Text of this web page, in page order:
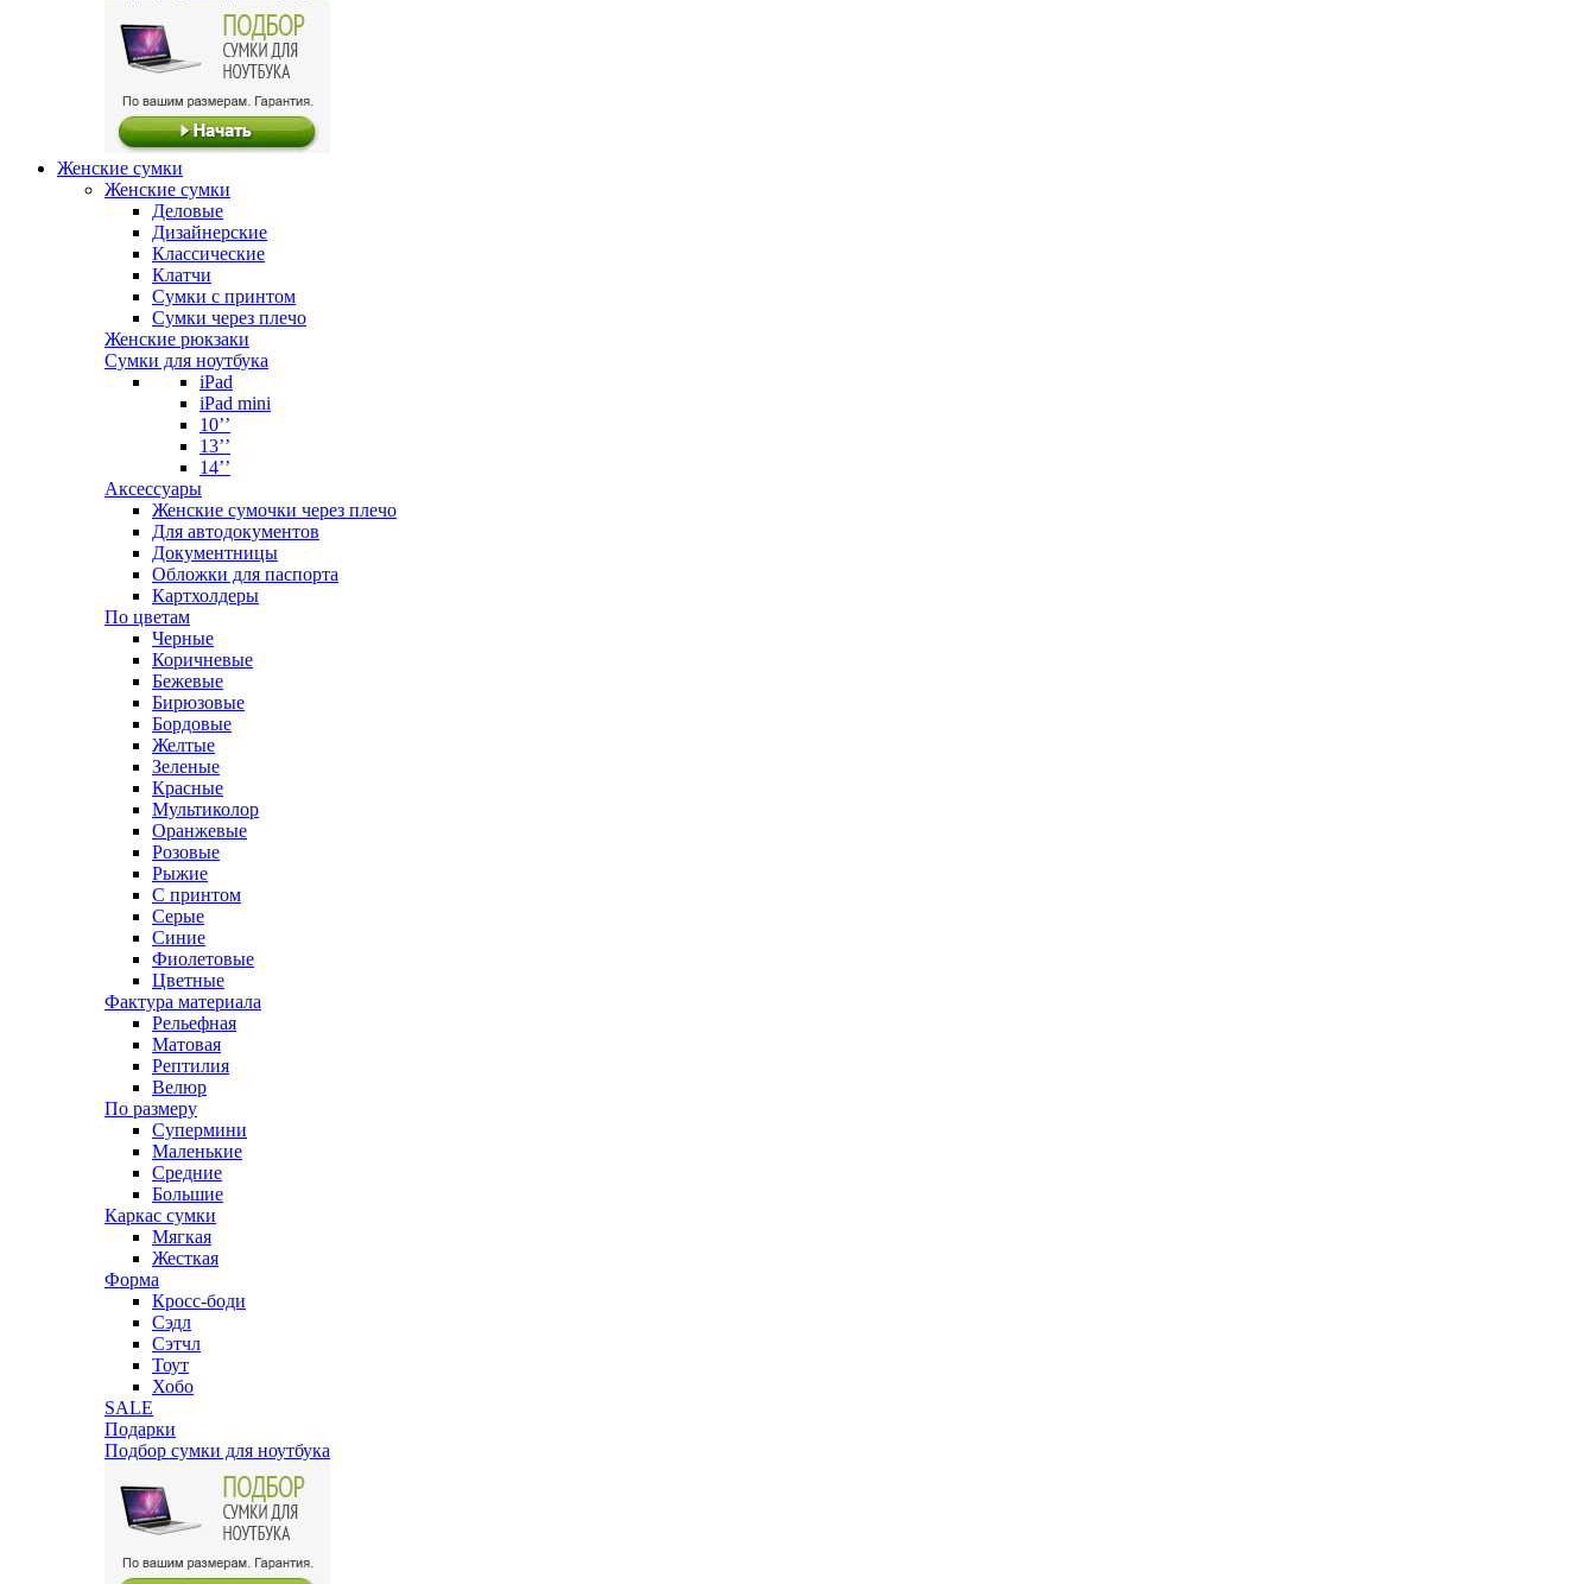
Женские сумки
Женские сумки
Деловые
Дизайнерские
Классические
Клатчи
Сумки с принтом
Сумки через плечо
Женские рюкзаки
Сумки для ноутбука
iPad
iPad mini
10’’
13’’
14’’
Аксессуары
Женские сумочки через плечо
Для автодокументов
Документницы
Обложки для паспорта
Картхолдеры
По цветам
Черные
Коричневые
Бежевые
Бирюзовые
Бордовые
Желтые
Зеленые
Красные
Мультиколор
Оранжевые
Розовые
Рыжие
С принтом
Серые
Синие
Фиолетовые
Цветные
Фактура материала
Рельефная
Матовая
Рептилия
Велюр
По размеру
Супермини
Маленькие
Средние
Большие
Каркас сумки
Мягкая
Жесткая
Форма
Кросс-боди
Сэдл
Сэтчл
Тоут
Хобо
SALE
Подарки
Подбор сумки для ноутбука